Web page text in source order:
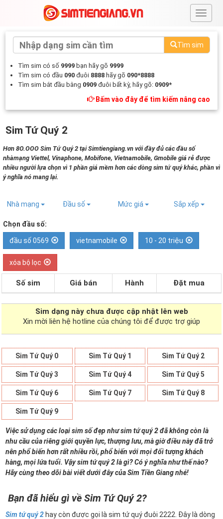
#
Tìm sim
Tìm sim có số 9999 bạn hãy gõ 9999
Tìm sim có đầu 090 đuôi 8888 hãy gõ 090*8888
Tìm sim bắt đầu bằng 0909 đuôi bất kỳ, hãy gõ: 0909*
Bấm vào đây để tìm kiếm nâng cao
Sim Tứ Quý 2
Hơn 8O.OOO Sim Tứ Quý 2 tại Simtiengiang.vn với đầy đủ các đầu số
nhàmạng Viettel, Vinaphone, Mobifone, Vietnamobile, Gmobile giá rẻ được
nhiều người lựa chọn vì 1 phần giá mềm hơn các dòng sim tứ quý khác, phần vì
ý nghĩa nó mang lại.
Nhà mạng Đầu số Mức giá Sắp xếp
Chọn đầu số:
đầu số 0569 vietnamobile 10 - 20 triệu
xóa bộ lọc
Số sim Giá bán Hành Đặt mua
Sim dạng này chưa được cập nhật lên web
Xin mời liên hệ hotline của chúng tôi để được trợ giúp
Sim Tứ Quý 0 Sim Tứ Quý 1 Sim Tứ Quý 2
Sim Tứ Quý 3 Sim Tứ Quý 4 Sim Tứ Quý 5
Sim Tứ Quý 6 Sim Tứ Quý 7 Sim Tứ Quý 8
Sim Tứ Quý 9
Việc sử dụng các loại sim số đẹp như sim tứ quý 2 đã không còn là
nhu cầu của riêng giới quyền lực, thượng lưu, mà giờ điều này đã trở
nên phổ biến hơn rất nhiều rồi, phổ biến với mọi đối tượng khách
hàng, mọi lứa tuổi. Vậy sim tứ quý 2 là gì? Có ý nghĩa như thế nào?
Hãy cùng theo dõi bài viết dưới đây của Sim Tiền Giang nhé!
Bạn đã hiểu gì về Sim Tứ Quý 2?
Sim tứ quý 2 hay còn được gọi là sim tứ quý đuôi 2222. Đây là dòng